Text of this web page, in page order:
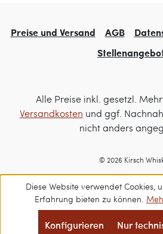
Preise und Versand AGB
Alle Preise inkl. gesetzl.
Versandkosten und ggf.
nicht anders
© 2026 Kirsch
Diese Website verwendet Cookies,
Erfahrung bieten zu können.
Nur
Konfigurieren